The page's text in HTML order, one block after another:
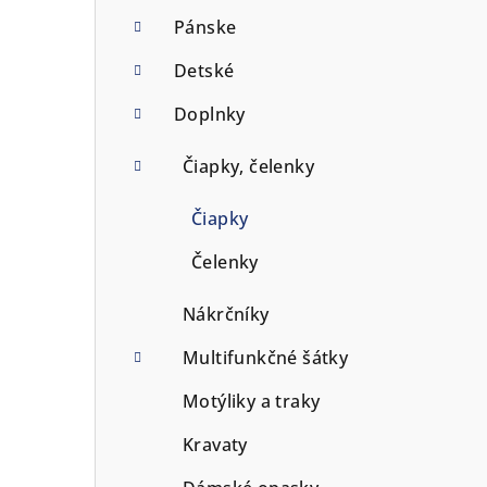
Pánske
Detské
Doplnky
Čiapky, čelenky
Čiapky
Čelenky
Nákrčníky
Multifunkčné šátky
Motýliky a traky
Kravaty